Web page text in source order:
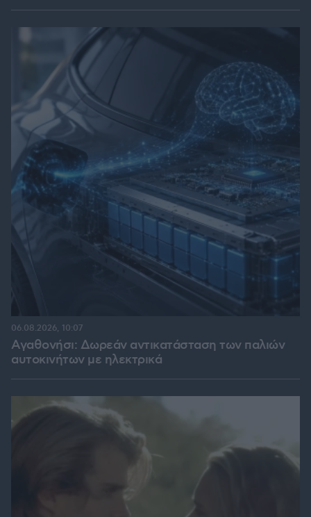
Αγαθονήσι: Δωρεάν αντικατάσταση των παλιών
αυτοκινήτων με ηλεκτρικά
06.08.2026, 10:07